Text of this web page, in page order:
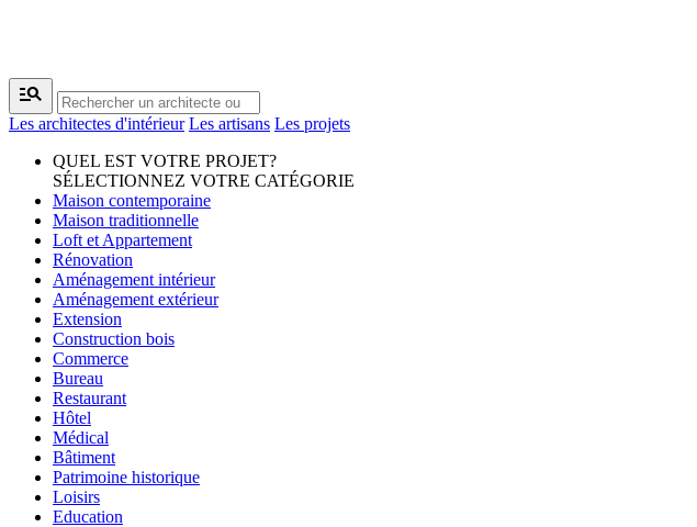
manage_search
Les architectes d'intérieur Les artisans Les projets
QUEL EST VOTRE PROJET?
SÉLECTIONNEZ VOTRE CATÉGORIE
Maison contemporaine
Maison traditionnelle
Loft et Appartement
Rénovation
Aménagement intérieur
Aménagement extérieur
Extension
Construction bois
Commerce
Bureau
Restaurant
Hôtel
Médical
Bâtiment
Patrimoine historique
Loisirs
Education